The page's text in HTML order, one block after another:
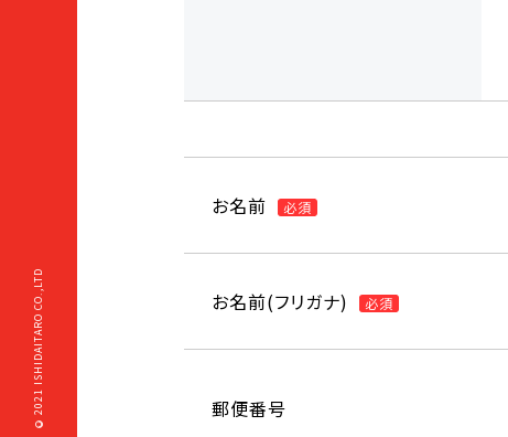
お名前 必須
お名前(フリガナ) 必須
郵便番号
©
2021 ISHIDAITARO CO.,LTD